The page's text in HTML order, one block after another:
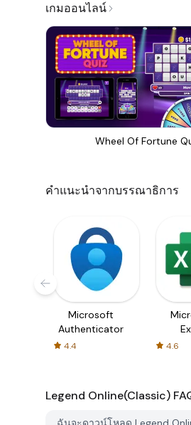
เกมออนไลน์
Wheel Of Fortune
คำแนะนำจากบรรณาธิการ
Microsoft
Authenticator
4.4 4.6
Legend Online(Classic)